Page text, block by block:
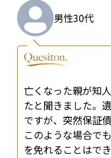
男性30代
亡くなった親が知
たと聞きました。
ですが、突然保証
このような場合で
を免れることはで